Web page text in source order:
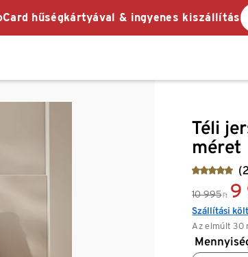
hűségkártyával & ingyenes kiszállítás
Téli
méret
10 995 Ft 9
Az elmúlt 30
Szállítási